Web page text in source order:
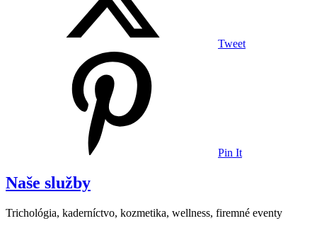
Tweet
Pin It
Naše služby
Trichológia, kaderníctvo, kozmetika, wellness, firemné eventy